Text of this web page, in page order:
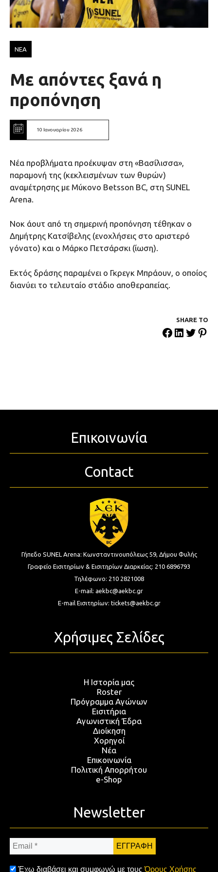
ΝΕΑ
Με απόντες ξανά η
προπόνηση
10 Ιανουαρίου 2026
Nέα προβλήματα προέκυψαν στη «Βασίλισσα»,
παραμονή της (κεκλεισμένων των θυρών)
αναμέτρησης με Μύκονο Betsson BC, στη SUNEL
Arena.
Nοκ άουτ από τη σημερινή προπόνηση τέθηκαν ο
Δημήτρης Κατσίβελης (ενοχλήσεις στο αριστερό
γόνατο) και ο Μάρκο Πετσάρσκι (ίωση).
Εκτός δράσης παραμένει ο Γκρεγκ Μπράουν, ο οποίος
διανύει το τελευταίο στάδιο αποθεραπείας.
SHARE ΤΟ
Επικοινωνία
Contact
Γήπεδο SUNEL Arena: Κωνσταντινουπόλεως 59, Δήμου Φυλής
Γραφείο Εισιτηρίων & Εισιτηρίων Διαρκείας: 210 6896793
Τηλέφωνο: 210 2821008
E-mail: aekbc@aekbc.gr
E-mail Εισιτηρίων: tickets@aekbc.gr
Χρήσιμες Σελίδες
Η Ιστορία μας
Roster
Πρόγραμμα Αγώνων
Εισιτήρια
Αγωνιστική Έδρα
Διοίκηση
Χορηγοί
Νέα
Επικοινωνία
Πολιτική Απορρήτου
e-Shop
Newsletter
Email
*
Έχω διαβάσει και συμφωνώ με τουςΌρους Χρήσης